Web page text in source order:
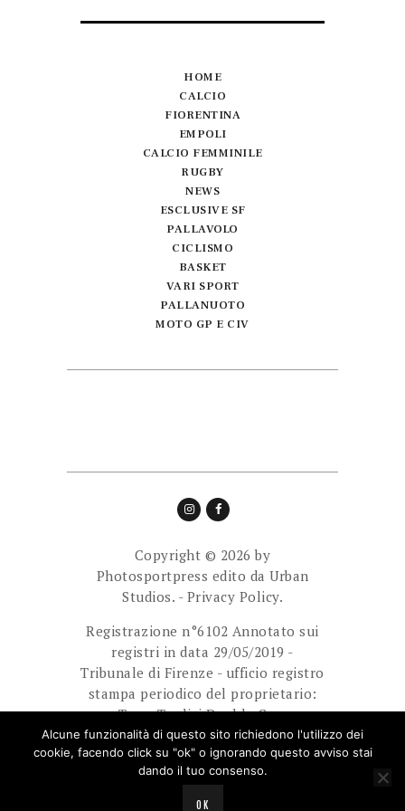
HOME
CALCIO
FIORENTINA
EMPOLI
CALCIO FEMMINILE
RUGBY
NEWS
ESCLUSIVE SF
PALLAVOLO
CICLISMO
BASKET
VARI SPORT
PALLANUOTO
MOTO GP E CIV
Copyright © 2026 by
Photosportpress edito da Urban
Studios. - Privacy Policy.
Registrazione n°6102 Annotato sui
registri in data 29/05/2019 -
Tribunale di Firenze - ufficio registro
stampa periodico del proprietario:
Team Tredici Double Cam
Ass.Sport.Dilett. Direttore
responsabile: Giuliani Paolo.
Alcune funzionalità di questo sito richiedono l'utilizzo dei
cookie, facendo click su "ok" o ignorando questo avviso stai
dando il tuo consenso.
OK